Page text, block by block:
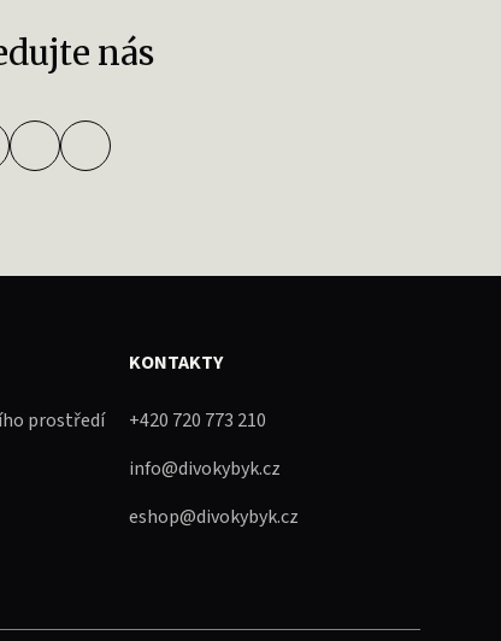
nás
prostředí
KONTAKTY
+420 720 773 210
info@divokybyk.cz
eshop@divokybyk.cz